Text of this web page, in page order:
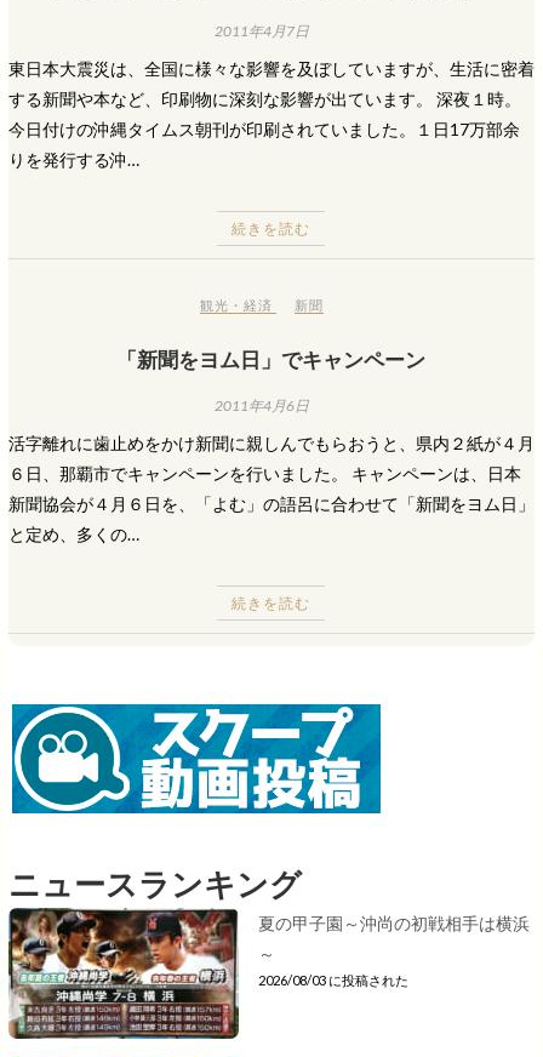
2011年4月7日
東日本大震災は、全国に様々な影響を及ぼしていますが、生活に密着
する新聞や本など、印刷物に深刻な影響が出ています。 深夜１時。
今日付けの沖縄タイムス朝刊が印刷されていました。１日17万部余
りを発行する沖…
続きを読む
観光・経済 新聞
「新聞をヨム日」でキャンペーン
2011年4月6日
活字離れに歯止めをかけ新聞に親しんでもらおうと、県内２紙が４月
６日、那覇市でキャンペーンを行いました。 キャンペーンは、日本
新聞協会が４月６日を、「よむ」の語呂に合わせて「新聞をヨム日」
と定め、多くの…
続きを読む
ニュースランキング
夏の甲子園～沖尚の初戦相手は横浜
～
2026/08/03 に投稿された